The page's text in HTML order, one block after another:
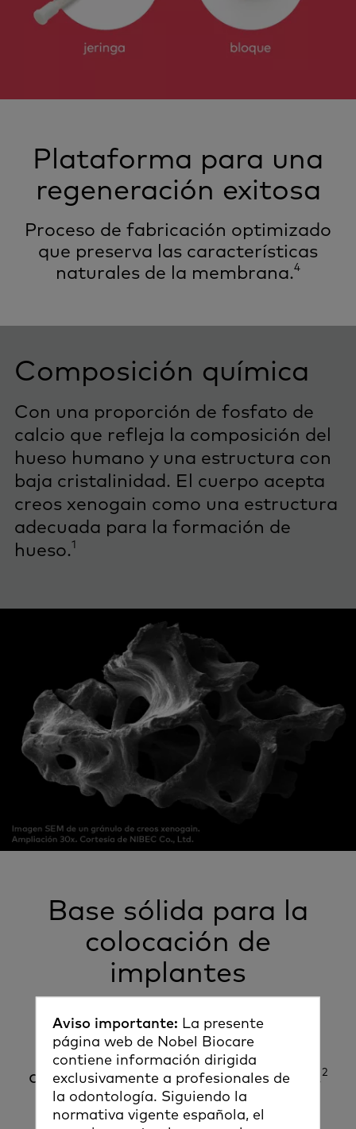
Aviso importante: La presente
página web de Nobel Biocare
contiene información dirigida
exclusivamente a profesionales de
la odontología. Siguiendo la
normativa vigente española, el
Plataforma para una
regeneración exitosa
Proceso de fabricación optimizado
que preserva las características
naturales de la membrana.4
Composición química
Con una proporción de fosfato de
calcio que refleja la composición del
hueso humano y una estructura con
baja cristalinidad. El cuerpo acepta
creos xenogain como una estructura
adecuada para la formación de
hueso.1
Base sólida para la
colocación de
implantes
El injerto se integra en el hueso
recién formado, con lo que se
establecen las bases para una
colocación correcta del implante.2